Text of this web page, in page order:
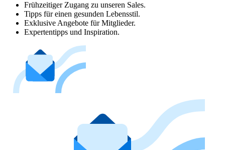
Frühzeitiger Zugang zu unseren Sales.
Tipps für einen gesunden Lebensstil.
Exklusive Angebote für Mitglieder.
Expertentipps und Inspiration.